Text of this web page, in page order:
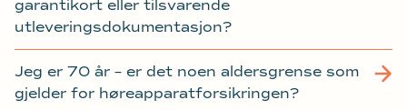
garantikort eller tilsvarende
utleveringsdokumentasjon?
Jeg er 70 år – er det noen aldersgrense som
gjelder for høreapparatforsikringen?